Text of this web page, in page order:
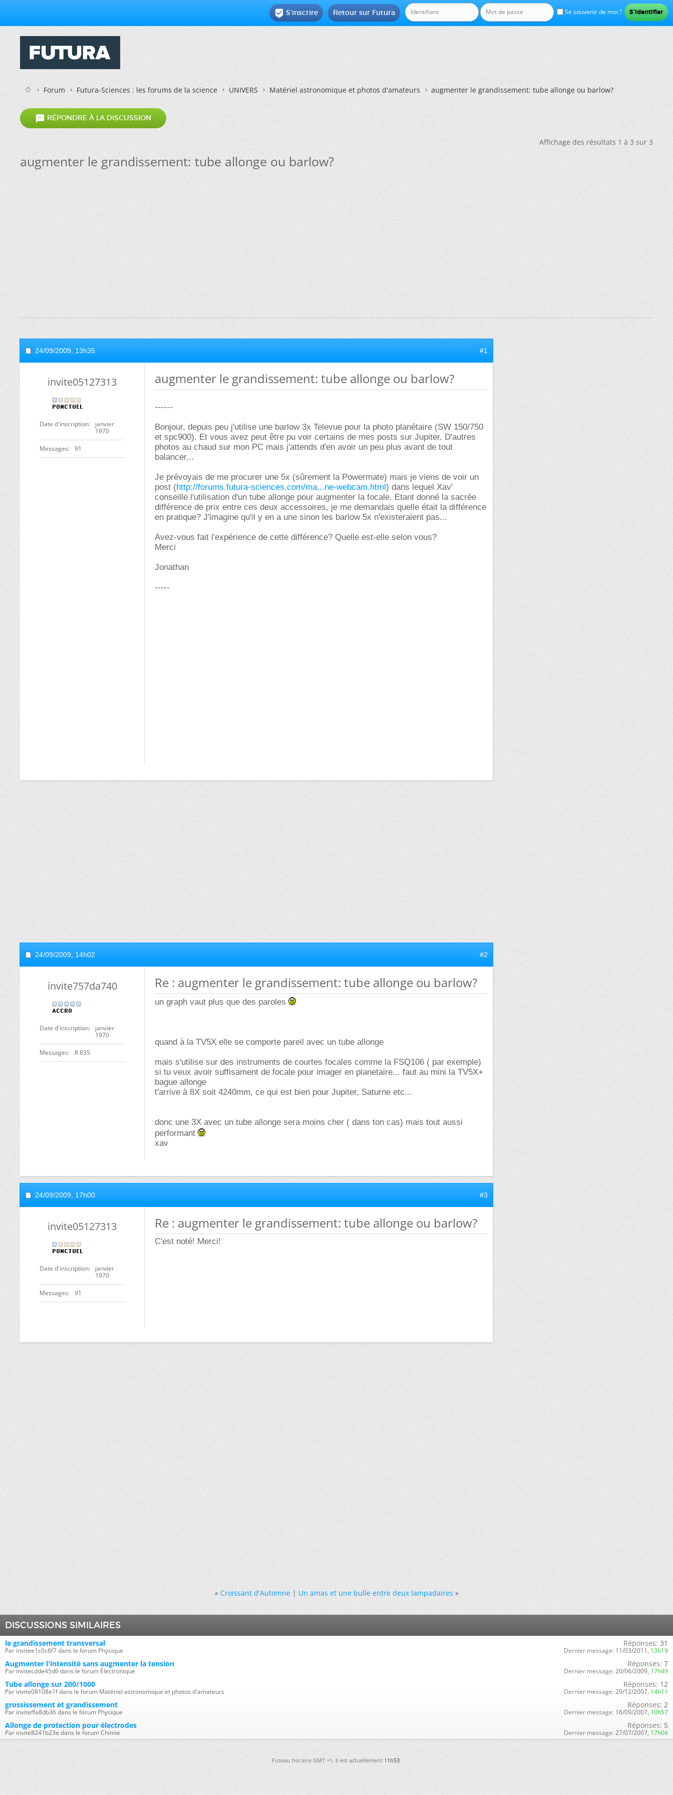
Se souvenir de moi ?
Retour sur Futura
 S'inscrire
Forum Futura-Sciences : les forums de la science UNIVERS Matériel astronomique et photos d'amateurs augmenter le grandissement: tube allonge ou barlow?
 RÉPONDRE À LA DISCUSSION
Affichage des résultats 1 à 3 sur 3
augmenter le grandissement: tube allonge ou barlow?
24/09/2009, 13h35 #1
invite05127313
Date d'inscription
janvier
1970
Messages 91
augmenter le grandissement: tube allonge ou barlow?
------
Bonjour, depuis peu j'utilise une barlow 3x Televue pour la photo planétaire (SW 150/750
et spc900). Et vous avez peut être pu voir certains de mes posts sur Jupiter. D'autres
photos au chaud sur mon PC mais j'attends d'en avoir un peu plus avant de tout
balancer...
Je prévoyais de me procurer une 5x (sûrement la Powermate) mais je viens de voir un
post (http://forums.futura-sciences.com/ma...ne-webcam.html) dans lequel Xav'
conseille l'utilisation d'un tube allonge pour augmenter la focale. Etant donné la sacrée
différence de prix entre ces deux accessoires, je me demandais quelle était la différence
en pratique? J'imagine qu'il y en a une sinon les barlow 5x n'existeraient pas...
Avez-vous fait l'expérience de cette différence? Quelle est-elle selon vous?
Merci
Jonathan
-----
24/09/2009, 14h02 #2
invite757da740
Date d'inscription
janvier
1970
Messages 8 835
Re : augmenter le grandissement: tube allonge ou barlow?
un graph vaut plus que des paroles
quand à la TV5X elle se comporte pareil avec un tube allonge
mais s'utilise sur des instruments de courtes focales comme la FSQ106 ( par exemple)
si tu veux avoir suffisament de focale pour imager en planetaire... faut au mini la TV5X+
bague allonge
t'arrive à 8X soit 4240mm, ce qui est bien pour Jupiter, Saturne etc...
donc une 3X avec un tube allonge sera moins cher ( dans ton cas) mais tout aussi
performant
xav
24/09/2009, 17h00 #3
invite05127313
Date d'inscription
janvier
1970
Messages 91
Re : augmenter le grandissement: tube allonge ou barlow?
C'est noté! Merci!
« Croissant d'Automne|Un amas et une bulle entre deux lampadaires »
DISCUSSIONS SIMILAIRES
le grandissement transversal
Par invitee1c0c8f7 dans le forum Physique
Réponses: 31
Dernier message: 11/03/2011, 13h19
Augmenter l'intensité sans augmenter la tension
Par invitecdde45d6 dans le forum Électronique
Réponses: 7
Dernier message: 20/06/2009, 17h49
Tube allonge sur 200/1000
Par invite08108e1f dans le forum Matériel astronomique et photos d'amateurs
Réponses: 12
Dernier message: 29/12/2007, 14h11
grossissement et grandissement
Par inviteffa8db36 dans le forum Physique
Réponses: 2
Dernier message: 16/09/2007, 10h57
Allonge de protection pour électrodes
Par invite8241b23e dans le forum Chimie
Réponses: 5
Dernier message: 27/07/2007, 17h04
Fuseau horaire GMT +1. Il est actuellement11h53.